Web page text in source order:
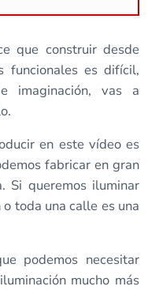
que construir desde
funcionales es difícil,
imaginación, vas a
en este vídeo es
fabricar en gran
Si queremos iluminar
toda una calle es una
podemos necesitar
mucho más